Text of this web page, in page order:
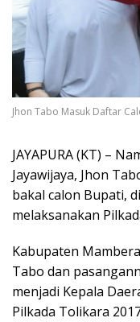
Jhon Tabo Masuk Daftar
JAYAPURA (KT) –
Jayawijaya, Jhon
bakal calon Bupati,
melaksanakan
Kabupaten
Tabo dan
menjadi Kepala
Pilkada Tolikara